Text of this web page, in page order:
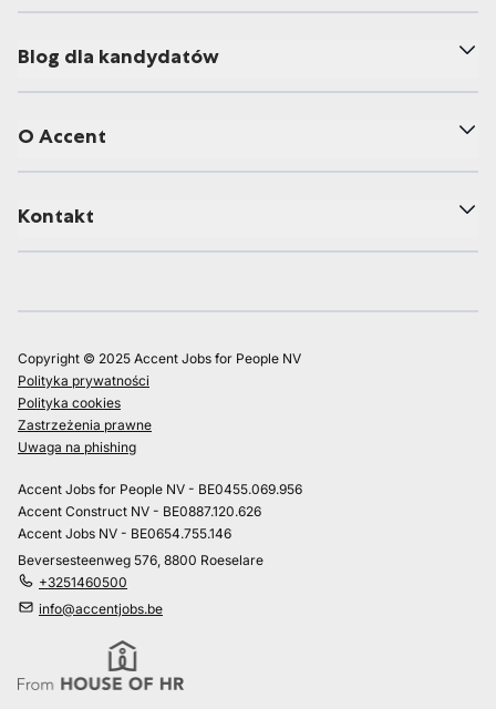
Blog dla kandydatów
O Accent
Kontakt
Copyright © 2025 Accent Jobs for People NV
Polityka prywatności
Polityka cookies
Zastrzeżenia prawne
Uwaga na phishing
Accent Jobs for People NV - BE0455.069.956
Accent Construct NV - BE0887.120.626
Accent Jobs NV - BE0654.755.146
Beversesteenweg 576, 8800 Roeselare
+3251460500
info@accentjobs.be